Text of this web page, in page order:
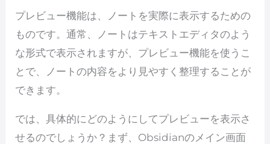
プレビュー機能は、ノートを実際に表示するための
ものです。通常、ノートはテキストエディタのよう
な形式で表示されますが、プレビュー機能を使うこ
とで、ノートの内容をより見やすく整理することが
できます。
では、具体的にどのようにしてプレビューを表示さ
せるのでしょうか？まず、Obsidianのメイン画面